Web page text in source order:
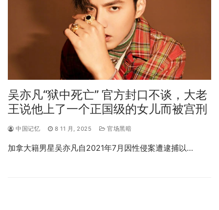
吴亦凡“狱中死亡” 官方封口不谈，大老
王说他上了一个正国级的女儿而被宫刑
中国记忆 8 11 月, 2025 官场黑暗
加拿大籍男星吴亦凡自2021年7月因性侵案遭逮捕以…